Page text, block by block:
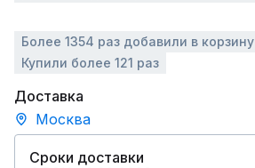
Более 1354 раз добавили в корзину
Купили более 121 раз
Доставка
Москва
Сроки доставки